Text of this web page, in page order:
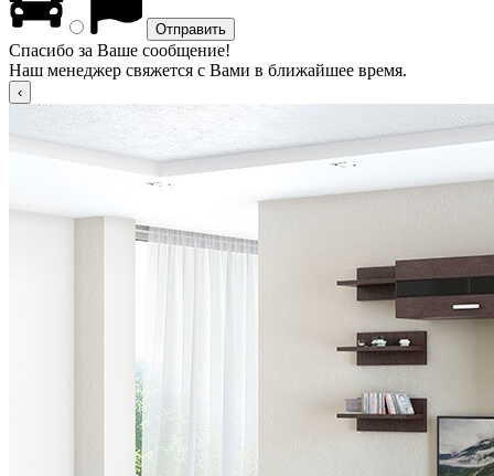
Спасибо за Ваше сообщение!
Наш менеджер свяжется с Вами в ближайшее время.